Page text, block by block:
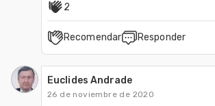
2
Recomendar Responder
Euclides Andrade
26 de noviembre de 2020